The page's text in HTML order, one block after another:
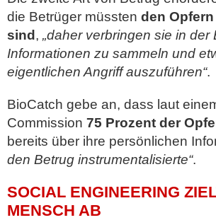
die Betrüger müssten den
sind , „daher verbringen sie in
Informationen zu sammeln und
eigentlichen Angriff auszuführen“.
BioCatch gebe an, dass laut
Commission 75 Prozent der
bereits über ihre persönlichen
den Betrug instrumentalisierte“.
SOCIAL ENGINEERING
MENSCH AB